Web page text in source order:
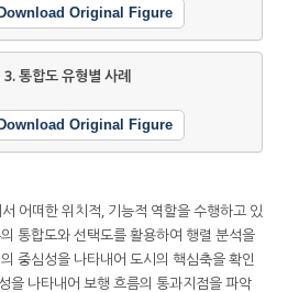
Download Original Figure
3.통합도 유형별 사례
Download Original Figure
어떠한 위치적, 기능적 역할을 수행하고 있
통합도와 선택도를 활용하여 행렬 분석을
중심성을 나타내어 도시의 핵심축을 확인
을 나타내어 보행 흐름의 통과지점을 파악